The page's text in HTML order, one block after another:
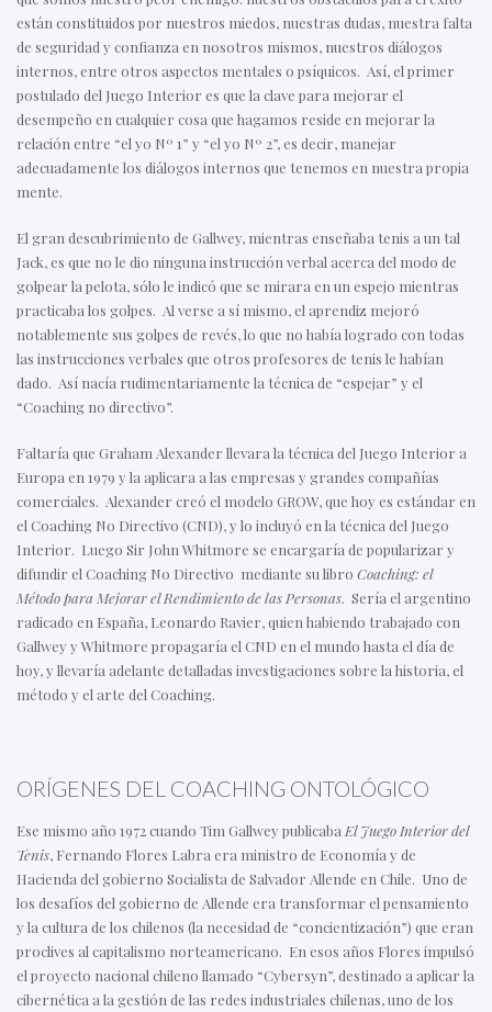
están constituidos por nuestros miedos, nuestras dudas, nuestra falta
de seguridad y confianza en nosotros mismos, nuestros diálogos
internos, entre otros aspectos mentales o psíquicos. Así, el primer
postulado del Juego Interior es que la clave para mejorar el
desempeño en cualquier cosa que hagamos reside en mejorar la
relación entre “el yo Nº 1” y “el yo Nº 2”, es decir, manejar
adecuadamente los diálogos internos que tenemos en nuestra propia
mente.
El gran descubrimiento de Gallwey, mientras enseñaba tenis a un tal
Jack, es que no le dio ninguna instrucción verbal acerca del modo de
golpear la pelota, sólo le indicó que se mirara en un espejo mientras
practicaba los golpes. Al verse a sí mismo, el aprendiz mejoró
notablemente sus golpes de revés, lo que no había logrado con todas
las instrucciones verbales que otros profesores de tenis le habían
dado. Así nacía rudimentariamente la técnica de “espejar” y el
“Coaching no directivo”.
Faltaría que Graham Alexander llevara la técnica del Juego Interior a
Europa en 1979 y la aplicara a las empresas y grandes compañías
comerciales. Alexander creó el modelo GROW, que hoy es estándar en
el Coaching No Directivo (CND), y lo incluyó en la técnica del Juego
Interior. Luego Sir John Whitmore se encargaría de popularizar y
difundir el Coaching No Directivo mediante su libro Coaching: el
Método para Mejorar el Rendimiento de las Personas. Sería el argentino
radicado en España, Leonardo Ravier, quien habiendo trabajado con
Gallwey y Whitmore propagaría el CND en el mundo hasta el día de
hoy, y llevaría adelante detalladas investigaciones sobre la historia, el
método y el arte del Coaching.
ORÍGENES DEL COACHING ONTOLÓGICO
Ese mismo año 1972 cuando Tim Gallwey publicaba El Juego Interior del
Tenis, Fernando Flores Labra era ministro de Economía y de
Hacienda del gobierno Socialista de Salvador Allende en Chile. Uno de
los desafíos del gobierno de Allende era transformar el pensamiento
y la cultura de los chilenos (la necesidad de “concientización”) que eran
proclives al capitalismo norteamericano. En esos años Flores impulsó
el proyecto nacional chileno llamado “Cybersyn”, destinado a aplicar la
cibernética a la gestión de las redes industriales chilenas, uno de los